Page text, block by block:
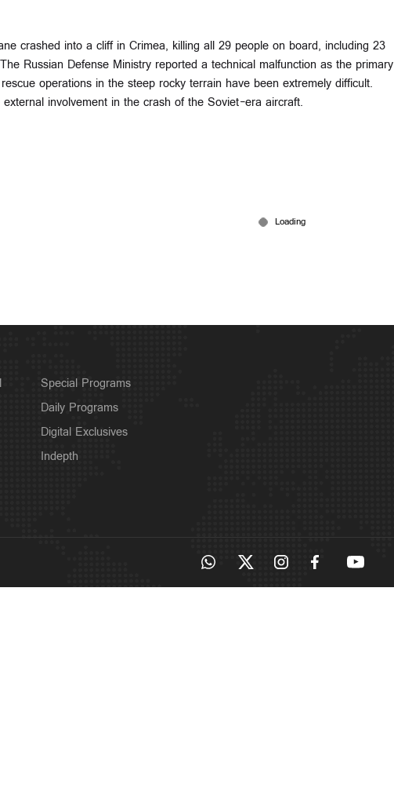
crashed into a cliff in Crimea, killing all 29 people on board, including 23
Russian Defense Ministry reported a technical malfunction as the primary
operations in the steep rocky terrain have been extremely difficult.
involvement in the crash of the Soviet-era aircraft.
Special Programs
Daily Programs
Digital Exclusives
Indepth